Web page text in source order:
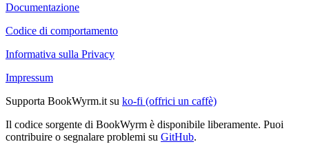
Documentazione
Codice di comportamento
Informativa sulla Privacy
Impressum
Supporta BookWyrm.it su ko-fi (offrici un caffè)
Il codice sorgente di BookWyrm è disponibile liberamente. Puoi
contribuire o segnalare problemi su GitHub.